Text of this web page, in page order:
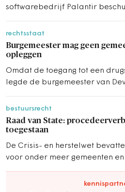
softwarebedrijf Palantir
Europese vakbonden wil dat er
aanbestedingsregels komen,
van digitale soevereiniteit.
rechtsstaat
Burgemeester mag geen
opleggen
Omdat de toegang tot een
legde de burgemeester van
bestuursrecht
Raad van State:
toegestaan
De Crisis- en herstelwet
voor onder meer gemeenten
is niet in strijd met verdragen.